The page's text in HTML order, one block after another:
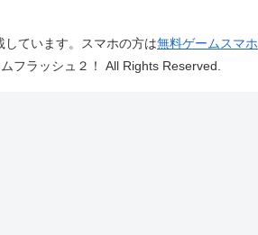
ています。スマホの方は無料ゲームスマホ
フラッシュ２！ All Rights Reserved.